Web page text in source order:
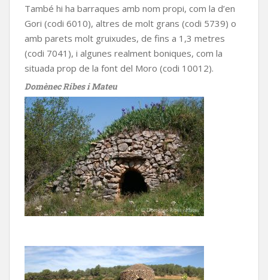
També hi ha barraques amb nom propi, com la d’en
Gori (codi 6010), altres de molt grans (codi 5739) o
amb parets molt gruixudes, de fins a 1,3 metres
(codi 7041), i algunes realment boniques, com la
situada prop de la font del Moro (codi 10012).
Domènec Ribes i Mateu